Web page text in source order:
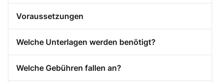
Voraussetzungen
Welche Unterlagen werden benötigt?
Welche Gebühren fallen an?